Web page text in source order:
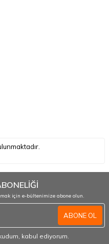
için e-bültenimize abone olun.
ABONE OL
kabul ediyorum.